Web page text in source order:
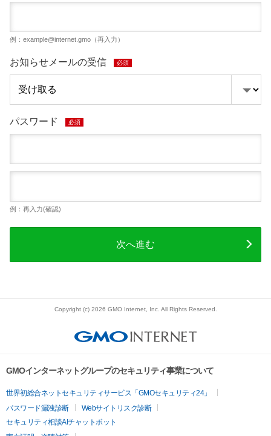
例： example@internet.gmo （再入力）
お知らせメールの受信 必須
パスワード 必須
例：再入力(確認)
次へ進む
Copyright (c) 2026 GMO Internet, Inc. All Rights Reserved.
GMOインターネットグループのセキュリティ事業について
世界初総合ネットセキュリティサービス「GMOセキュリティ24」
パスワード漏洩診断
Webサイトリスク診断
セキュリティ相談AIチャットボット